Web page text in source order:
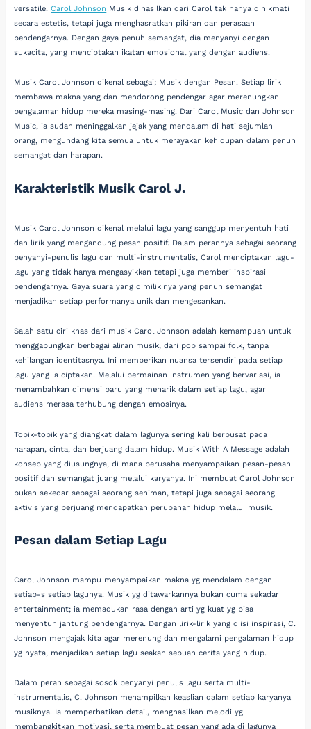
versatile.Carol Johnson Musik dihasilkan dari Carol tak hanya dinikmati
secara estetis, tetapi juga menghasratkan pikiran dan perasaan
pendengarnya. Dengan gaya penuh semangat, dia menyanyi dengan
sukacita, yang menciptakan ikatan emosional yang dengan audiens.
Musik Carol Johnson dikenal sebagai; Musik dengan Pesan. Setiap lirik
membawa makna yang dan mendorong pendengar agar merenungkan
pengalaman hidup mereka masing-masing. Dari Carol Music dan Johnson
Music, ia sudah meninggalkan jejak yang mendalam di hati sejumlah
orang, mengundang kita semua untuk merayakan kehidupan dalam penuh
semangat dan harapan.
Karakteristik Musik Carol J.
Musik Carol Johnson dikenal melalui lagu yang sanggup menyentuh hati
dan lirik yang mengandung pesan positif. Dalam perannya sebagai seorang
penyanyi-penulis lagu dan multi-instrumentalis, Carol menciptakan lagu-
lagu yang tidak hanya mengasyikkan tetapi juga memberi inspirasi
pendengarnya. Gaya suara yang dimilikinya yang penuh semangat
menjadikan setiap performanya unik dan mengesankan.
Salah satu ciri khas dari musik Carol Johnson adalah kemampuan untuk
menggabungkan berbagai aliran musik, dari pop sampai folk, tanpa
kehilangan identitasnya. Ini memberikan nuansa tersendiri pada setiap
lagu yang ia ciptakan. Melalui permainan instrumen yang bervariasi, ia
menambahkan dimensi baru yang menarik dalam setiap lagu, agar
audiens merasa terhubung dengan emosinya.
Topik-topik yang diangkat dalam lagunya sering kali berpusat pada
harapan, cinta, dan berjuang dalam hidup. Musik With A Message adalah
konsep yang diusungnya, di mana berusaha menyampaikan pesan-pesan
positif dan semangat juang melalui karyanya. Ini membuat Carol Johnson
bukan sekedar sebagai seorang seniman, tetapi juga sebagai seorang
aktivis yang berjuang mendapatkan perubahan hidup melalui musik.
Pesan dalam Setiap Lagu
Carol Johnson mampu menyampaikan makna yg mendalam dengan
setiap-s setiap lagunya. Musik yg ditawarkannya bukan cuma sekadar
entertainment; ia memadukan rasa dengan arti yg kuat yg bisa
menyentuh jantung pendengarnya. Dengan lirik-lirik yang diisi inspirasi, C.
Johnson mengajak kita agar merenung dan mengalami pengalaman hidup
yg nyata, menjadikan setiap lagu seakan sebuah cerita yang hidup.
Dalam peran sebagai sosok penyanyi penulis lagu serta multi-
instrumentalis, C. Johnson menampilkan keaslian dalam setiap karyanya
musiknya. Ia memperhatikan detail, menghasilkan melodi yg
membangkitkan motivasi, serta membuat pesan yang ada di lagunya